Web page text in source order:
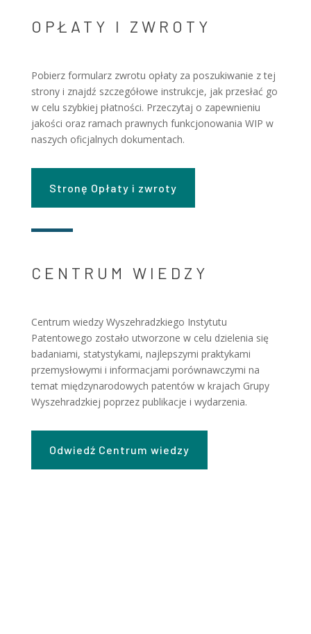
OPŁATY I ZWROTY
Pobierz formularz zwrotu opłaty za poszukiwanie z tej
strony i znajdź szczegółowe instrukcje, jak przesłać go
w celu szybkiej płatności. Przeczytaj o zapewnieniu
jakości oraz ramach prawnych funkcjonowania WIP w
naszych oficjalnych dokumentach.
Stronę Opłaty i zwroty
CENTRUM WIEDZY
Centrum wiedzy Wyszehradzkiego Instytutu
Patentowego zostało utworzone w celu dzielenia się
badaniami, statystykami, najlepszymi praktykami
przemysłowymi i informacjami porównawczymi na
temat międzynarodowych patentów w krajach Grupy
Wyszehradzkiej poprzez publikacje i wydarzenia.
Odwiedź Centrum wiedzy